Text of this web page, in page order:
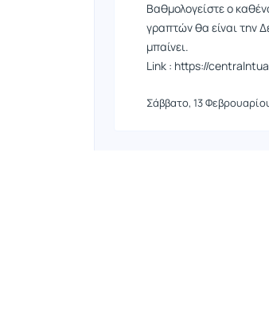
Βαθμολογείστε ο
γραπτών θα είναι την
μπαίνει.
Link : https://
Σάββατο, 13